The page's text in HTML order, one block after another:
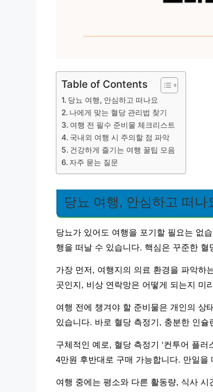
Table of Contents
당뇨 여행, 안심하고 떠나요
나에게 맞는 혈당 관리법 찾기
여행 전 필수 준비물 체크리스트
국내외 여행 시 주의할 점 파악
건강하게 즐기는 여행 꿀팁 모음
자주 묻는 질문
당뇨 여행, 안심하고 떠나
당뇨가 있어도 여행을 포기할 필요는 없
행을 떠날 수 있습니다. 핵심은 꾸준한 혈
가장 먼저, 여행지의 의료 환경을 파악하
곳인지, 비상 연락망은 어떻게 되는지 미
여행 전에 챙겨야 할 준비물은 개인의 상
있습니다. 바로 혈당 측정기, 충분한 인
구체적인 예로, 혈당 측정기 ‘컨투어 플러
4만원 후반대로 구매 가능합니다. 만일
여행 중에는 평소와 다른 활동량, 식사